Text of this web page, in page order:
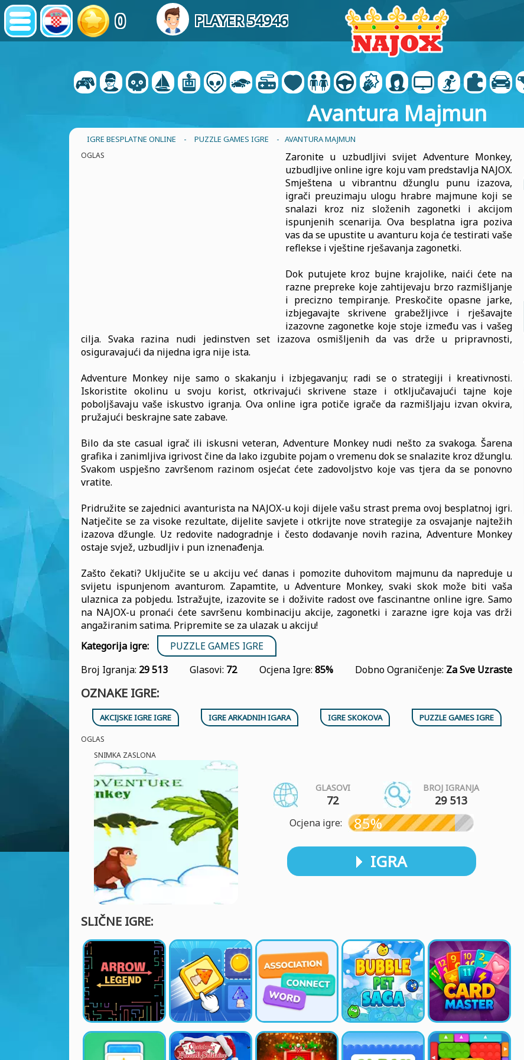
0 PLAYER 54946
Avantura Majmun
IGRE BESPLATNE ONLINE - PUZZLE GAMES IGRE - AVANTURA MAJMUN
OGLAS
Zaronite u uzbudljivi svijet Adventure Monkey,
uzbudljive online igre koju vam predstavlja NAJOX.
Smještena u vibrantnu džunglu punu izazova,
igrači preuzimaju ulogu hrabre majmune koji se
snalazi kroz niz složenih zagonetki i akcijom
ispunjenih scenarija. Ova besplatna igra poziva
vas da se upustite u avanturu koja će testirati vaše
reflekse i vještine rješavanja zagonetki.
Dok putujete kroz bujne krajolike, naići ćete na
razne prepreke koje zahtijevaju brzo razmišljanje
i precizno tempiranje. Preskočite opasne jarke,
izbjegavajte skrivene grabežljivce i rješavajte
izazovne zagonetke koje stoje između vas i vašeg
cilja. Svaka razina nudi jedinstven set izazova osmišljenih da vas drže u pripravnosti,
osiguravajući da nijedna igra nije ista.
Adventure Monkey nije samo o skakanju i izbjegavanju; radi se o strategiji i kreativnosti.
Iskoristite okolinu u svoju korist, otkrivajući skrivene staze i otključavajući tajne koje
poboljšavaju vaše iskustvo igranja. Ova online igra potiče igrače da razmišljaju izvan okvira,
pružajući beskrajne sate zabave.
Bilo da ste casual igrač ili iskusni veteran, Adventure Monkey nudi nešto za svakoga. Šarena
grafika i zanimljiva igrivost čine da lako izgubite pojam o vremenu dok se snalazite kroz džunglu.
Svakom uspješno završenom razinom osjećat ćete zadovoljstvo koje vas tjera da se ponovno
vratite.
Pridružite se zajednici avanturista na NAJOX-u koji dijele vašu strast prema ovoj besplatnoj igri.
Natječite se za visoke rezultate, dijelite savjete i otkrijte nove strategije za osvajanje najtežih
izazova džungle. Uz redovite nadogradnje i često dodavanje novih razina, Adventure Monkey
ostaje svjež, uzbudljiv i pun iznenađenja.
Zašto čekati? Uključite se u akciju već danas i pomozite duhovitom majmunu da napreduje u
svijetu ispunjenom avanturom. Zapamtite, u Adventure Monkey, svaki skok može biti vaša
ulaznica za pobjedu. Istražujte, izazovite se i doživite radost ove fascinantne online igre. Samo
na NAJOX-u pronaći ćete savršenu kombinaciju akcije, zagonetki i zarazne igre koja vas drži
angažiranim satima. Pripremite se za ulazak u akciju!
Kategorija igre:
PUZZLE GAMES IGRE
Broj Igranja: 29 513 Glasovi: 72 Ocjena Igre: 85% Dobno Ograničenje: Za Sve Uzraste
OZNAKE IGRE:
AKCIJSKE IGRE IGRE IGRE ARKADNIH IGARA IGRE SKOKOVA PUZZLE GAMES IGRE
OGLAS
SNIMKA ZASLONA
GLASOVI
72
BROJ IGRANJA
29 513
Ocjena igre: 85%
IGRA
SLIČNE IGRE: